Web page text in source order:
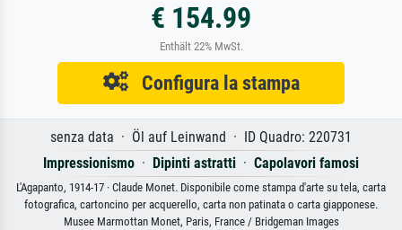
€ 154.99
Enthält 22% MwSt.
Configura la stampa
senza data · Öl auf Leinwand · ID Quadro: 220731
Impressionismo · Dipinti astratti · Capolavori famosi
L'Agapanto, 1914-17 · Claude Monet. Disponibile come stampa d'arte su tela, carta
fotografica, cartoncino per acquerello, carta non patinata o carta giapponese.
Musee Marmottan Monet, Paris, France / Bridgeman Images